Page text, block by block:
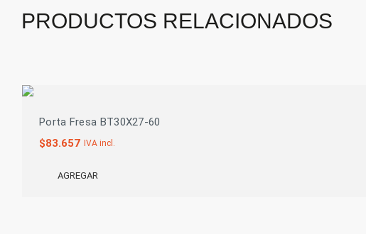
PRODUCTOS RELACIONADOS
Porta Fresa BT30X27-60
$83.657 IVA incl.
AGREGAR